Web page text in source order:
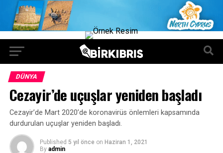
DÜNYA
Cezayir’de uçuşlar yeniden başladı
Cezayir’de Mart 2020’de koronavirüs önlemleri kapsamında
durdurulan uçuşlar yeniden başladı.
Published 5 yıl önce on Haziran 1, 2021
By admin